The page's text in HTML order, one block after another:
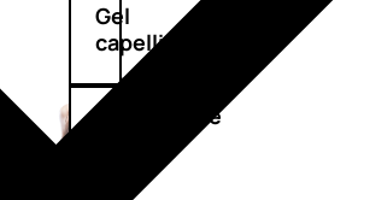
Gel
capelli
Colorazione